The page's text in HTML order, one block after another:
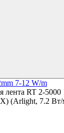
7-12 W/m
лента RT 2-
(Arlight, 7.2 Вт/